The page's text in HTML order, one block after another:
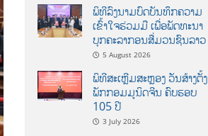
ພິທີລົງນາມບົດບັນທຶກຄວາມ
ເຂົ້າໃຈຮ່ວມມື ເພື່ອພັດທະນາ
ບຸກຄະລາກອນສື່ມວນຊົນລາວ
5 August 2026
ພິທີສະເຫຼີມສະຫຼອງ ວັນສ້າງຕັ້ງ
ພັກກອມມູນິດຈີນ ຄົບຮອບ
105 ປີ
3 July 2026